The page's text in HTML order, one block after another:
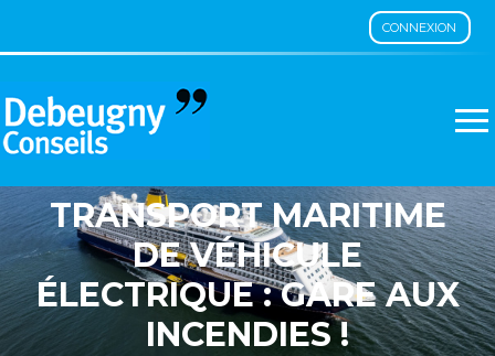
CONNEXION
Aller
au
TRANSPORT MARITIME
DE VÉHICULE
ÉLECTRIQUE : GARE AUX
INCENDIES !